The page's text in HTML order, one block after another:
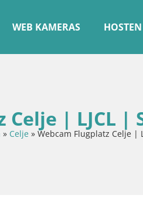
WEB KAMERAS
Celje | LJCL |
» Celje » Webcam Flugplatz Celje |